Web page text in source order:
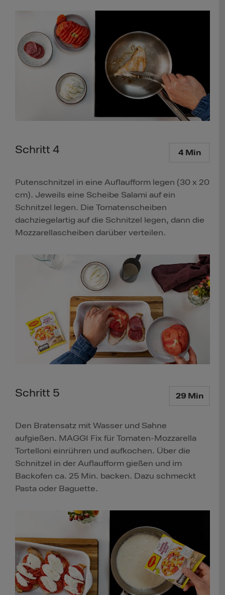
Schritt 4 4 Min
Putenschnitzel in eine Auflaufform legen (30 x 20
cm). Jeweils eine Scheibe Salami auf ein
Schnitzel legen. Die Tomatenscheiben
dachziegelartig auf die Schnitzel legen, dann die
Mozzarellascheiben darüber verteilen.
Schritt 5 29 Min
Den Bratensatz mit Wasser und Sahne
aufgießen. MAGGI Fix für Tomaten-Mozzarella
Tortelloni einrühren und aufkochen. Über die
Schnitzel in der Auflaufform gießen und im
Backofen ca. 25 Min. backen. Dazu schmeckt
Pasta oder Baguette.